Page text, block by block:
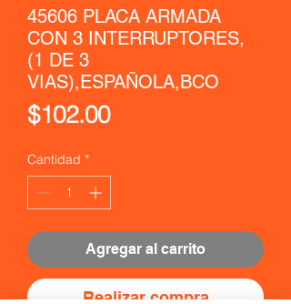
45606 PLACA ARMADA
CON 3 INTERRUPTORES,
(1 DE 3
VIAS),ESPAÑOLA,BCO
$102.00Precio
Cantidad *
Agregar al carrito
Realizar compra